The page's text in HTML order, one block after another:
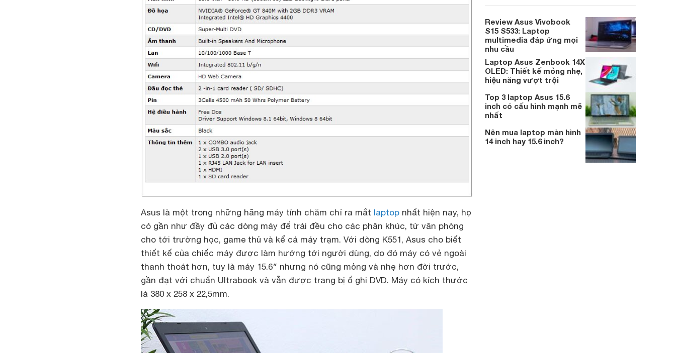
Asus là một trong những hãng máy tính chăm chỉ ra mắt laptop nhất hiện nay, họ
có gần như đầy đủ các dòng máy để trải đều cho các phân khúc, từ văn phòng
cho tới trường học, game thủ và kể cả máy trạm. Với dòng K551, Asus cho biết
thiết kế của chiếc máy được làm hướng tới người dùng, do đó máy có vẻ ngoài
thanh thoát hơn, tuy là máy 15.6″ nhưng nó cũng mỏng và nhẹ hơn đời trước,
gần đạt với chuẩn Ultrabook và vẫn được trang bị ổ ghi DVD. Máy có kích thước
là 380 x 258 x 22,5mm.
mới nhất, mang đến hiệu năng cực khủng
nhưng hãng vẫn tạo ra được một chiếc
laptop có kết cấu mỏng nhẹ kèm màn hình
OLED 16 inch sắc nét.
Review Asus Vivobook
S15 S533: Laptop
multimedia đáp ứng mọi
nhu cầu
Laptop Asus Zenbook 14X
OLED: Thiết kế mỏng nhẹ,
hiệu năng vượt trội
Top 3 laptop Asus 15.6
inch có cấu hình mạnh mẽ
nhất
Nên mua laptop màn hình
14 inch hay 15.6 inch?